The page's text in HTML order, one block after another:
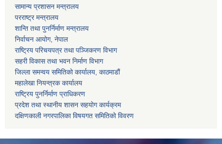
सामान्य प्रशासन मन्त्रालय
परराष्ट्र मन्त्रालय
शान्ति तथा पुनर्निर्माण मन्त्रालय
निर्वाचन आयोग, नेपाल
राष्ट्रिय परिचयपत्र तथा पञ्जिकरण विभाग
सहरी विकास तथा भवन निर्माण विभाग
जिल्ला समन्वय समितिको कार्यालय, काठमाडौं
महालेखा नियन्त्रक कार्यालय
राष्ट्रिय पुनर्निर्माण प्राधिकरण
प्रदेश तथा स्थानीय शासन सहयोग कार्यक्रम
दक्षिणकाली नगरपालिका विषयगत समितिको विवरण